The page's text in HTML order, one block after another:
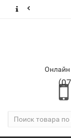
Онлайн